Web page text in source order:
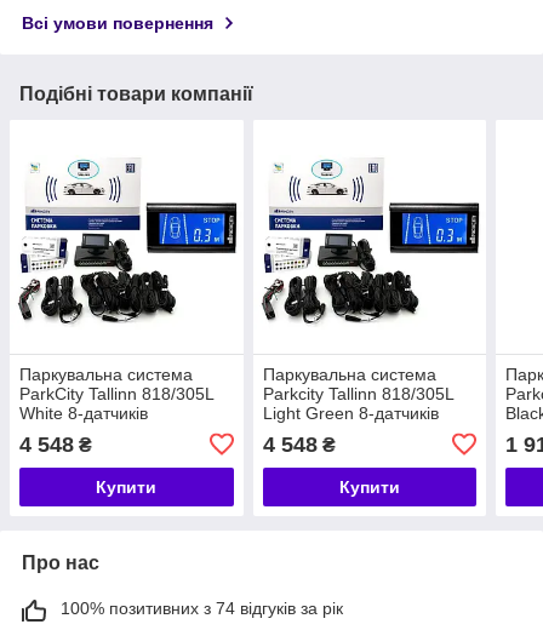
Всі умови повернення
Подібні товари компанії
Паркувальна система
ParkCity Tallinn 818/305L
White 8-датчиків
4 548 ₴
Купити
Паркувальна система
Parkcity Tallinn 818/305L
Light Green 8-датчиків
4 548₴
Купити
1
Про нас
100% позитивних з 74 відгуків за рік